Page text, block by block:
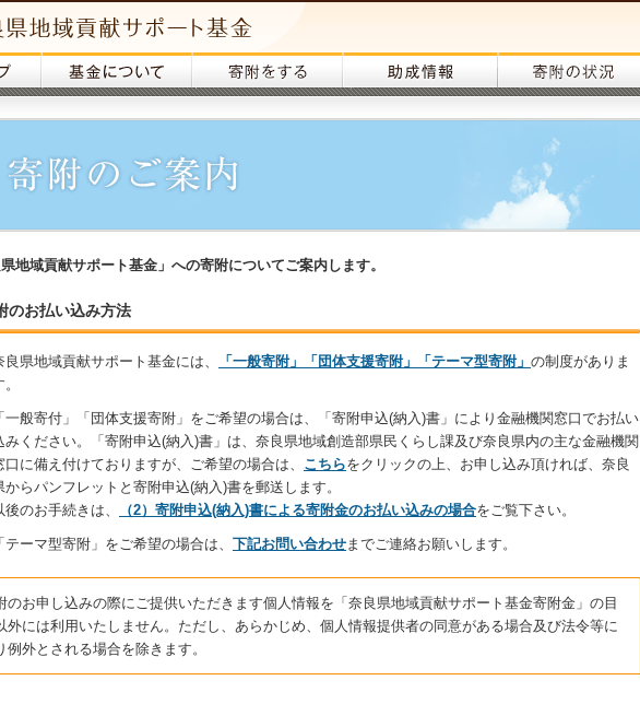
県地域貢献サポート基金」への寄附についてご案内します。
のお払い込み方法
良県地域貢献サポート基金には、 「一般寄附」「団体支援寄附」「テーマ型寄附」 の制度がありま
「一般寄付」「団体支援寄附」をご希望の場合は、「寄附申込(納入)書」により金融機関窓口でお払い
みください。「寄附申込(納入)書」は、奈良県地域創造部県民くらし課及び奈良県内の主な金融機関
口に備え付けておりますが、ご希望の場合は、 こちらをクリックの上、お申し込み頂ければ、奈良
からパンフレットと寄附申込(納入)書を郵送します。
後のお手続きは、
（2）寄附申込(納入)書による寄附金のお払い込みの場合をご覧下さい。
「テーマ型寄附」をご希望の場合は、 下記お問い合わせまでご連絡お願いします。
のお申し込みの際にご提供いただきます個人情報を「奈良県地域貢献サポート基金寄附金」の目
外には利用いたしません。ただし、あらかじめ、個人情報提供者の同意がある場合及び法令等に
例外とされる場合を除きます。